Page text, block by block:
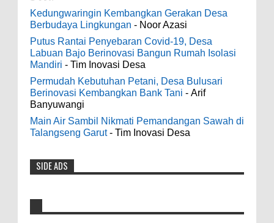
Indonesia Ceria Run Diharapkan Bawa
Dampak Positif Bagi Olah Raga dan
Ekonomi Blora
0 8-2-2026
Dari SILPA 90 Miliar Hingga Masalah Air
Bersih Bupati Blora Beberkan Solusi di
Paripurna DPRD
7-28-2026
Diresmikan Serentak Oleh Presiden
0 5-16-2026
The Ottawa SenatorsThe Men's Black titanium i
phone case Titanium Wedding Band is the
world's first dedicated wedding band how strong
is titanium for Wo...
odenjaea
3-4-2022
Casino - DrmcdCasino is 부산광역 출
장안마 open and excited 고양 출장샵 to welcome
you back 의정부 출장샵 to a 제주도 출장마사지
of slots, table games 제주 출장안마 and video
poker! Cas...
Kedungwaringin Kembangkan Gerakan Desa
Berbudaya Lingkungan - Noor Azasi
Putus Rantai Penyebaran Covid-19, Desa
Labuan Bajo Berinovasi Bangun Rumah Isolasi
Mandiri - Tim Inovasi Desa
Permudah Kebutuhan Petani, Desa Bulusari
Berinovasi Kembangkan Bank Tani - Arif
Banyuwangi
Main Air Sambil Nikmati Pemandangan Sawah di
Talangseng Garut- Tim Inovasi Desa
SIDE ADS